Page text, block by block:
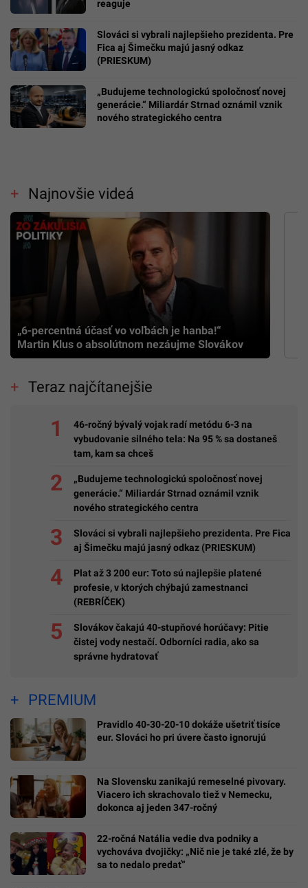
reaguje
Slováci si vybrali najlepšieho prezidenta. Pre
Fica aj Šimečku majú jasný odkaz
(PRIESKUM)
„Budujeme technologickú spoločnosť novej
generácie.“ Miliardár Strnad oznámil vznik
nového strategického centra
Najnovšie videá
„6-percentná účasť vo voľbách je hanba!“
Martin Klus o absolútnom nezáujme Slovákov
Teraz najčítanejšie
46-ročný bývalý vojak radí metódu 6-3 na
vybudovanie silného tela: Na 95 % sa dostaneš
tam, kam sa chceš
„Budujeme technologickú spoločnosť novej
generácie.“ Miliardár Strnad oznámil vznik
nového strategického centra
Slováci si vybrali najlepšieho prezidenta. Pre Fica
aj Šimečku majú jasný odkaz (PRIESKUM)
Plat až 3 200 eur: Toto sú najlepšie platené
profesie, v ktorých chýbajú zamestnanci
(REBRÍČEK)
Slovákov čakajú 40-stupňové horúčavy: Pitie
čistej vody nestačí. Odborníci radia, ako sa
správne hydratovať
PREMIUM
Pravidlo 40-30-20-10 dokáže ušetriť tisíce
eur. Slováci ho pri úvere často ignorujú
Na Slovensku zanikajú remeselné pivovary.
Viacero ich skrachovalo tiež v Nemecku,
dokonca aj jeden 347-ročný
22-ročná Natália vedie dva podniky a
vychováva dvojičky: „Nič nie je také zlé, že by
sa to nedalo predať“